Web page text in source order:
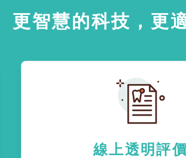
更智慧的科技，更
線上透明評價